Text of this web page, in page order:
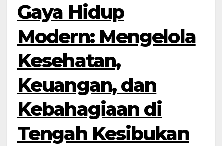
Gaya Hidup
Modern: Mengelola
Kesehatan,
Keuangan, dan
Kebahagiaan di
Tengah Kesibukan